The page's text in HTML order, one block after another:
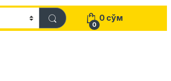
0
0 сўм